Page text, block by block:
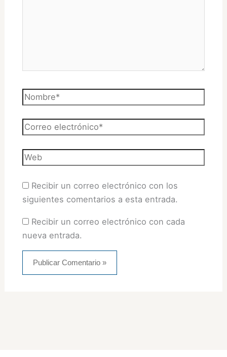
Nombre*
Correo
electrónico*
Web
Recibir un correo electrónico con los
siguientes comentarios a esta entrada.
Recibir un correo electrónico con cada
nueva entrada.